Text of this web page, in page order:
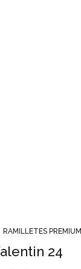
RAMILLETES PREMIUM
24